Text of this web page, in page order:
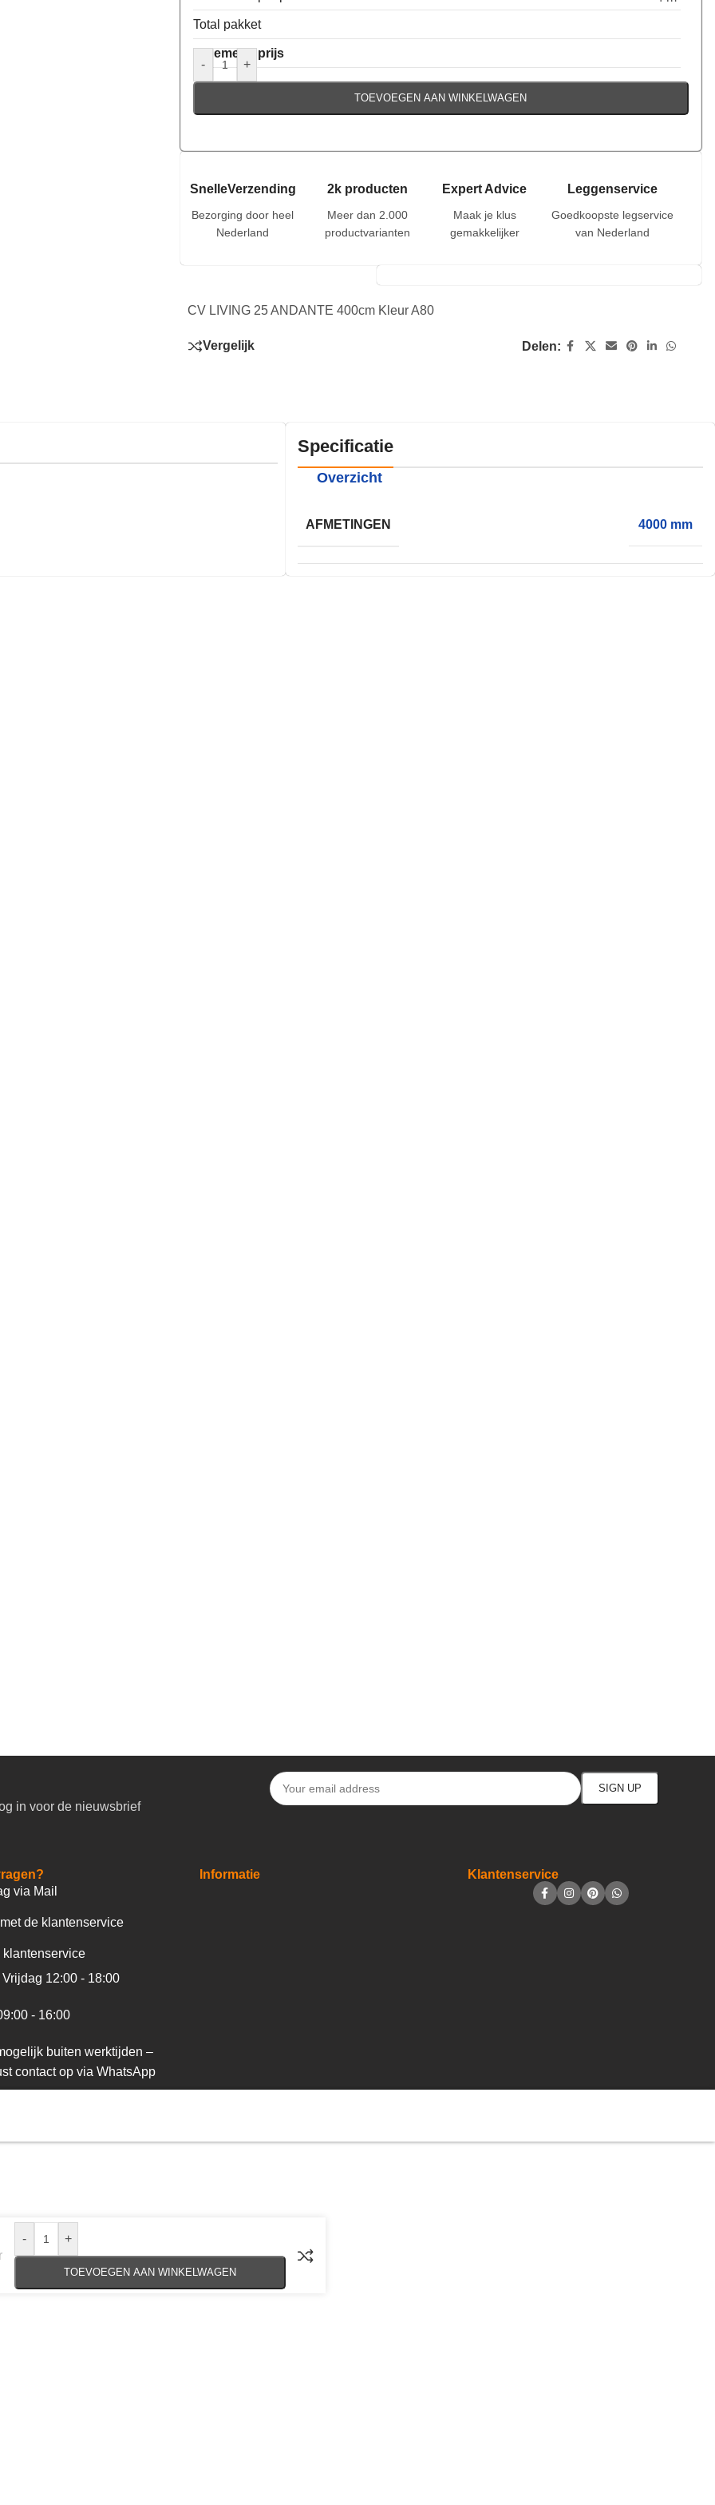
Total pakket
Algemene prijs
-
+
TOEVOEGEN AAN WINKELWAGEN
SnelleVerzending
Bezorging door heel
Nederland
2k producten
Meer dan 2.000
productvarianten
Expert Advice
Maak je klus
gemakkelijker
Leggenservice
Goedkoopste legservice
van Nederland
CV LIVING 25 ANDANTE 400cm Kleur A80
Vergelijk Delen:
Specificatie
Overzicht
AFMETINGEN 4000 mm
in voor de nieuwsbrief
via Mail
de klantenservice
klantenservice
12:00 - 18:00
- 16:00
buiten werktijden –
contact op via WhatsApp
Informatie Klantenservice
- +
TOEVOEGEN AAN WINKELWAGEN